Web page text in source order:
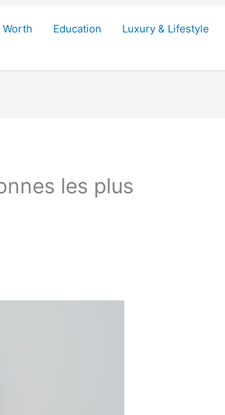
Worth Education Luxury & Lifestyle
les plus